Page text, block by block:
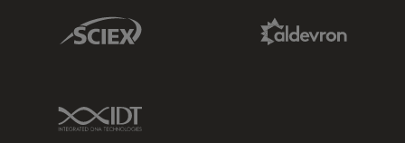
Sciex Link
IDT Link